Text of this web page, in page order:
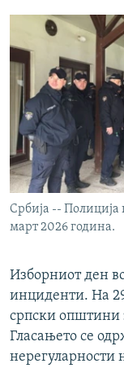
Србија -- Полиција
март 2026 година.
Изборниот ден
инциденти. На
српски општини
Гласањето се
нерегуларности